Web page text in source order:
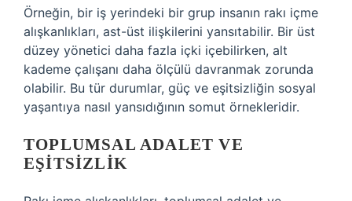
Örneğin, bir iş yerindeki bir grup insanın rakı içme
alışkanlıkları, ast-üst ilişkilerini yansıtabilir. Bir üst
düzey yönetici daha fazla içki içebilirken, alt
kademe çalışanı daha ölçülü davranmak zorunda
olabilir. Bu tür durumlar, güç ve eşitsizliğin sosyal
yaşantıya nasıl yansıdığının somut örnekleridir.
TOPLUMSAL ADALET VE
EŞITSIZLIK